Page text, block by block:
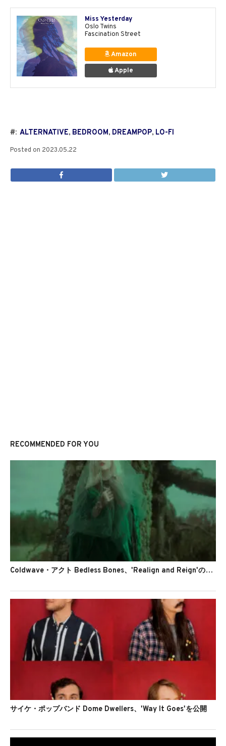
Miss Yesterday
Oslo Twins
Fascination Street
Amazon
Apple
#: ALTERNATIVE, BEDROOM, DREAMPOP, LO-FI
Posted on 2023.05.22
RECOMMENDED FOR YOU
Coldwave・アクト Bedless Bones、'Realign and Reign'のMVを公開
サイケ・ポップバンド Dome Dwellers、'Way It Goes'を公開